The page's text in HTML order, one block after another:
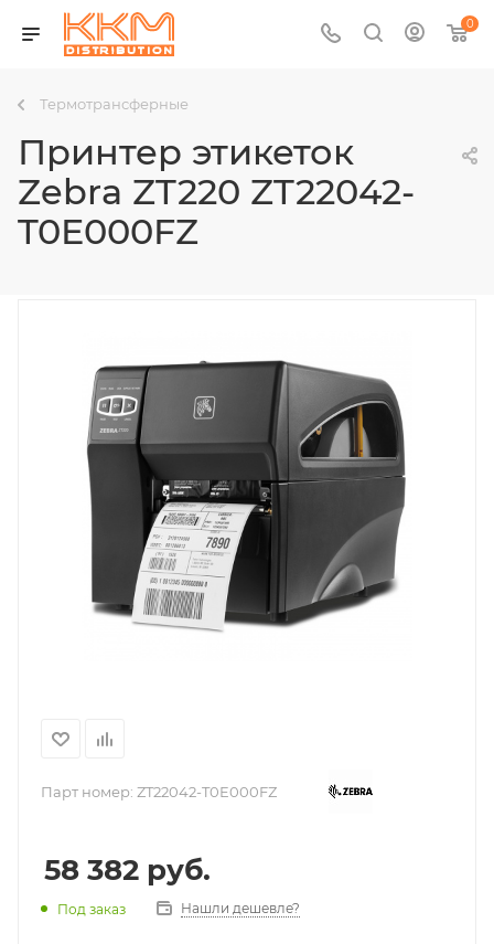
0
Термотрансферные
Принтер этикеток
Zebra ZT220 ZT22042-
T0E000FZ
Парт номер: ZT22042-T0E000FZ
58 382 руб.
Под заказ Нашли дешевле?